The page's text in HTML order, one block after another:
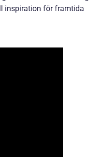
inspiration för framtida